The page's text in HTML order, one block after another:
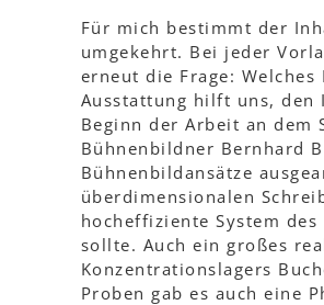
Für mich bestimmt der
umgekehrt. Bei jeder
erneut die Frage:
Ausstattung hilft uns, den
Beginn der Arbeit an dem
Bühnenbildner Bernhard
Bühnenbildansätze
überdimensionalen
hocheffiziente System
sollte. Auch ein großes
Konzentrationslagers
Proben gab es auch eine